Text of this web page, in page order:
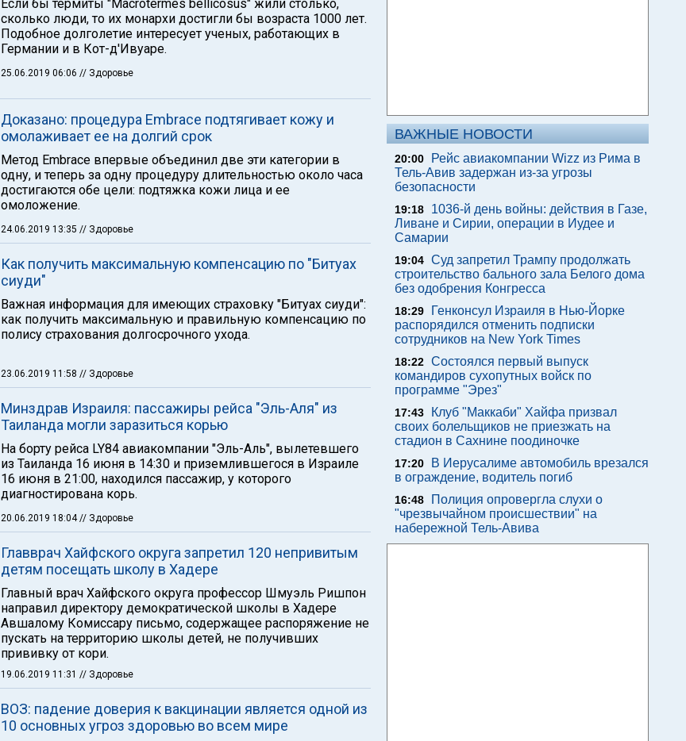
Если бы термиты "Macrotermes bellicosus" жили столько,
сколько люди, то их монархи достигли бы возраста 1000 лет.
Подобное долголетие интересует ученых, работающих в
Германии и в Кот-д'Ивуаре.
25.06.2019 06:06 // Здоровье
Доказано: процедура Embrace подтягивает кожу и
омолаживает ее на долгий срок
Метод Embrace впервые объединил две эти категории в
одну, и теперь за одну процедуру длительностью около часа
достигаются обе цели: подтяжка кожи лица и ее
омоложение.
24.06.2019 13:35 // Здоровье
Как получить максимальную компенсацию по "Битуах
сиуди"
Важная информация для имеющих страховку "Битуах сиуди":
как получить максимальную и правильную компенсацию по
полису страхования долгосрочного ухода.
23.06.2019 11:58 // Здоровье
Минздрав Израиля: пассажиры рейса "Эль-Аля" из
Таиланда могли заразиться корью
На борту рейса LY84 авиакомпании "Эль-Аль", вылетевшего
из Таиланда 16 июня в 14:30 и приземлившегося в Израиле
16 июня в 21:00, находился пассажир, у которого
диагностирована корь.
20.06.2019 18:04// Здоровье
Главврач Хайфского округа запретил 120 непривитым
детям посещать школу в Хадере
Главный врач Хайфского округа профессор Шмуэль Ришпон
направил директору демократической школы в Хадере
Авшалому Комиссару письмо, содержащее распоряжение не
пускать на территорию школы детей, не получивших
прививку от кори.
19.06.2019 11:31 // Здоровье
ВОЗ: падение доверия к вакцинации является одной из
10 основных угроз здоровью во всем мире
ВАЖНЫЕ НОВОСТИ
20:00
Рейс авиакомпании Wizz из Рима в
Тель-Авив задержан из-за угрозы
безопасности
19:18
1036-й день войны: действия в Газе,
Ливане и Сирии, операции в Иудее и
Самарии
19:04 Суд запретил Трампу продолжать
строительство бального зала Белого дома
без одобрения Конгресса
18:29
Генконсул Израиля в Нью-Йорке
распорядился отменить подписки
сотрудников на New York Times
18:22 Состоялся первый выпуск
командиров сухопутных войск по
программе "Эрез"
17:43
Клуб "Маккаби" Хайфа призвал
своих болельщиков не приезжать на
стадион в Сахнине поодиночке
17:20
В Иерусалиме автомобиль врезался
в ограждение, водитель погиб
16:48
Полиция опровергла слухи о
"чрезвычайном происшествии" на
набережной Тель-Авива